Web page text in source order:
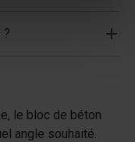
le bloc de béton
angle souhaité.